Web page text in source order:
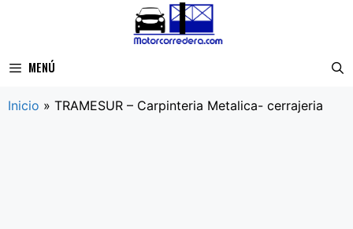
MENÚ
Inicio » TRAMESUR – Carpinteria Metalica- cerrajeria